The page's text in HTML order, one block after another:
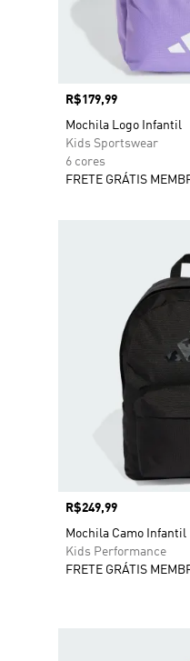
Preço
R$179,99
Mochila Logo Infantil
Kids Sportswear
6 cores
FRETE GRÁTIS
Preço
R$249,99
Mochila Camo Infantil
Kids Performance
FRETE GRÁTIS